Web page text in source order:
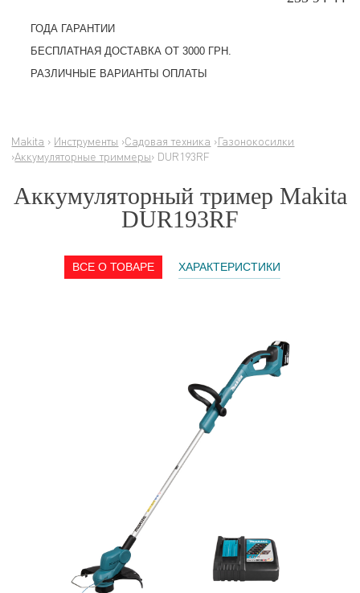
ГОДА ГАРАНТИИ
БЕСПЛАТНАЯ ДОСТАВКА ОТ 3000 ГРН.
РАЗЛИЧНЫЕ ВАРИАНТЫ ОПЛАТЫ
Makita › Инструменты ›Садовая техника ›Газонокосилки
›Аккумуляторные триммеры› DUR193RF
Аккумуляторный тример Makita
DUR193RF
ВСЕ О ТОВАРЕ ХАРАКТЕРИСТИКИ